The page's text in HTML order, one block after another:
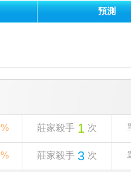
預測
% 莊家殺手 1 次
% 莊家殺手 3 次